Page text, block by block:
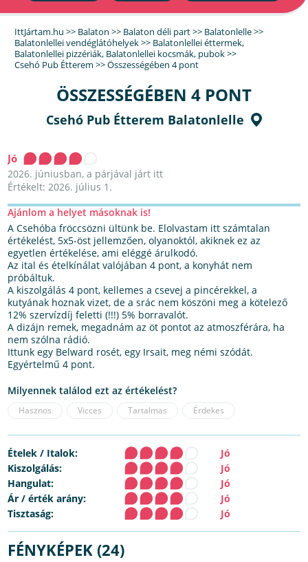
IttJártam.hu >> Balaton >> Balaton déli part>> Balatonlelle>>
Balatonlellei vendéglátóhelyek>> Balatonlellei éttermek,
Balatonlellei pizzériák, Balatonlellei kocsmák, pubok>>
Csehó Pub Étterem >>Összességében 4 pont
ÖSSZESSÉGÉBEN 4 PONT
Csehó Pub Étterem Balatonlelle
Jó
2026. júniusban, a párjával járt itt
Értékelt: 2026. július 1.
Ajánlom a helyet másoknak is!
A Csehóba fröccsözni ültünk be. Elolvastam itt számtalan
értékelést, 5x5-öst jellemzően, olyanoktól, akiknek ez az
egyetlen értékelése, ami eléggé árulkodó.
Az ital és ételkínálat valójában 4 pont, a konyhát nem
próbáltuk.
A kiszolgálás 4 pont, kellemes a csevej a pincérekkel, a
kutyának hoznak vizet, de a srác nem köszöni meg a kötelező
12% szervízdíj feletti (!!!) 5% borravalót.
A dizájn remek, megadnám az öt pontot az atmoszférára, ha
nem szólna rádió.
Ittunk egy Belward rosét, egy Irsait, meg némi szódát.
Egyértelmű 4 pont.
Milyennek találod ezt az értékelést?
Hasznos Vicces Tartalmas Érdekes
Ételek / Italok:
Jó
Kiszolgálás:
Jó
Hangulat:
Jó
Ár / érték arány:
Jó
Tisztaság:
Jó
FÉNYKÉPEK (24)